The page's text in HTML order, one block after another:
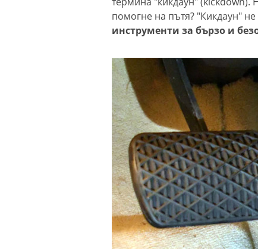
помогне на пътя? "Кикдаун"
инструменти за бързо и